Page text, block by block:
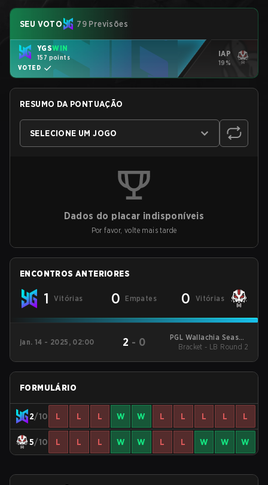
SEU VOTO 79 Previsões
YGSWIN
157 points
VOTED
IAP
19%
RESUMO DA PONTUAÇÃO
SELECIONE UM JOGO
Dados do placar indisponíveis
Por favor, volte mais tarde
ENCONTROS ANTERIORES
1 Vitórias 0 Empates 0 Vitórias
jan. 14 - 2025, 02:00 2 - 0
PGL Wallachia Season
3 Regionals Closed
Bracket - LB Round 2
FORMULÁRIO
2/10 L L L W W L L L L L
5/10 L L L W W L L W W W